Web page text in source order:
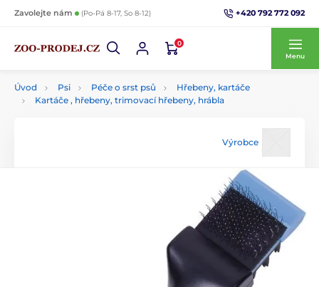
Zavolejte nám (Po-Pá 8-17, So 8-12) +420 792 772 092
0
Menu
Úvod Psi Péče o srst psů
Hřebeny, kartáče
Kartáče , hřebeny, trimovací hřebeny, hrábla
Výrobce